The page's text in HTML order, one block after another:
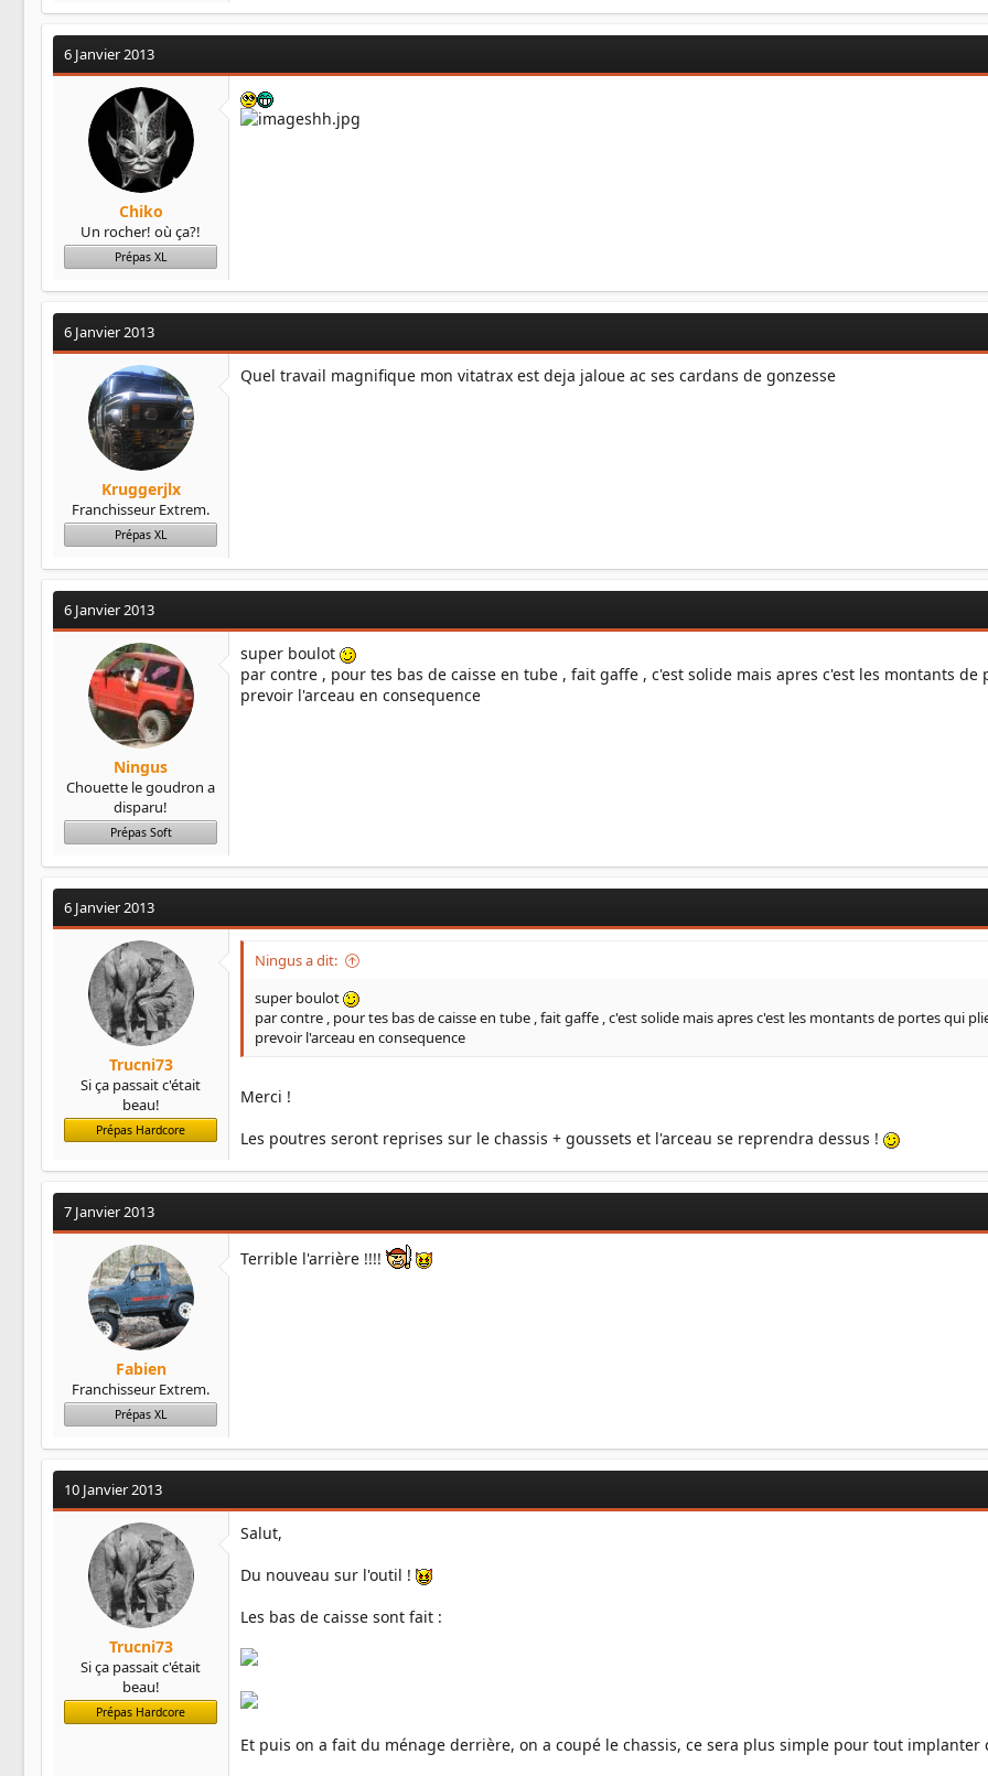
6 Janvier 2013
Chiko
Un rocher! où ça?!
Prépas XL
6 Janvier 2013
Kruggerjlx
Franchisseur Extrem.
Prépas XL
Quel travail magnifique mon vitatrax est deja jaloue ac ses cardans de gonzesse
6 Janvier 2013
Ningus
Chouette le goudron a
disparu!
Prépas Soft
super boulot
par contre , pour tes bas de caisse en tube , fait gaffe , c'est solide mais apres c'est les montants
prevoir l'arceau en consequence
6 Janvier 2013
Trucni73
Si ça passait c'était
beau!
Prépas Hardcore
Ningus a dit:
super boulot
par contre , pour tes bas de caisse en tube , fait gaffe , c'est solide mais apres c'est les montants de portes qui
prevoir l'arceau en consequence
Merci !
Les poutres seront reprises sur le chassis + goussets et l'arceau se reprendra dessus !
7 Janvier 2013
Fabien
Franchisseur Extrem.
Prépas XL
Terrible l'arrière !!!!
10 Janvier 2013
Trucni73
Si ça passait c'était
beau!
Prépas Hardcore
Salut,
Du nouveau sur l'outil !
Les bas de caisse sont fait :
Et puis on a fait du ménage derrière, on a coupé le chassis, ce sera plus simple pour tout